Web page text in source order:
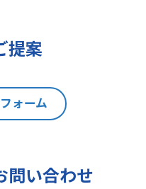
ついて、貴方
用の停止、消
の停止（以下
。）を請求す
・苦情窓口に
提案
ォーム
問い合わせ